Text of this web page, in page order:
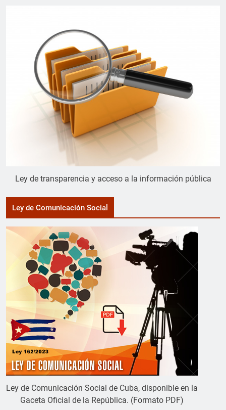
Ley de transparencia y acceso a la información pública
Ley de Comunicación Social
Ley de Comunicación Social de Cuba, disponible en la
Gaceta Oficial de la República. (Formato PDF)